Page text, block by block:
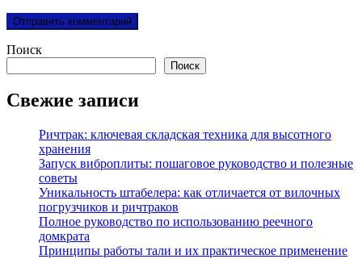
Поиск
Поиск
Свежие записи
Ричтрак: ключевая складская техника для высотного
хранения
Запуск виброплиты: пошаговое руководство и полезные
советы
Уникальность штабелера: как отличается от вилочных
погрузчиков и ричтраков
Полное руководство по использованию реечного
домкрата
Принципы работы тали и их практическое применение